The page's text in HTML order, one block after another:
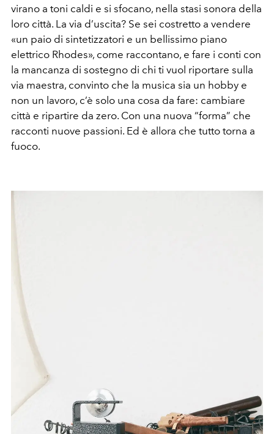
virano a toni caldi e si sfocano, nella stasi sonora della
loro città. La via d’uscita? Se sei costretto a vendere
«un paio di sintetizzatori e un bellissimo piano
elettrico Rhodes», come raccontano, e fare i conti con
la mancanza di sostegno di chi ti vuol riportare sulla
via maestra, convinto che la musica sia un hobby e
non un lavoro, c’è solo una cosa da fare: cambiare
città e ripartire da zero. Con una nuova “forma” che
racconti nuove passioni. Ed è allora che tutto torna a
fuoco.